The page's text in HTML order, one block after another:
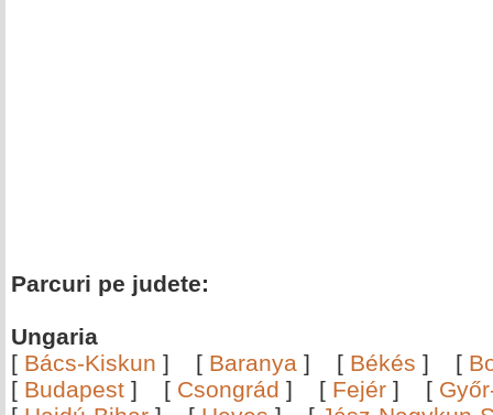
Parcuri pe judete:
Ungaria
[ Bács-Kiskun ] [ Baranya ] [ Békés ] [
[ Budapest ] [ Csongrád ] [ Fejér ] [